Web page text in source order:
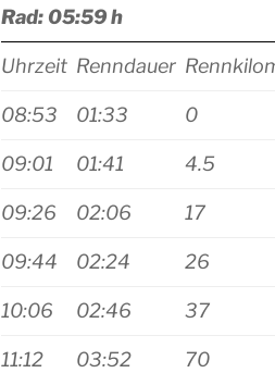
Rad: 05:59 h
Uhrzeit Renndauer
08:53 01:33 0
09:01 01:41 4.5
09:26 02:06 17
09:44 02:24 26
10:06 02:46 37
11:12 03:52 70